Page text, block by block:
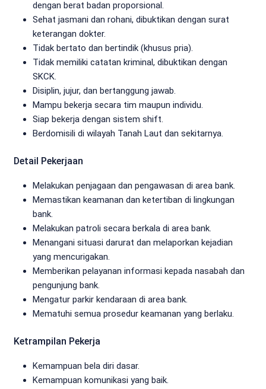
dengan berat badan proporsional.
Sehat jasmani dan rohani, dibuktikan dengan surat
keterangan dokter.
Tidak bertato dan bertindik (khusus pria).
Tidak memiliki catatan kriminal, dibuktikan dengan
SKCK.
Disiplin, jujur, dan bertanggung jawab.
Mampu bekerja secara tim maupun individu.
Siap bekerja dengan sistem shift.
Berdomisili di wilayah Tanah Laut dan sekitarnya.
Detail Pekerjaan
Melakukan penjagaan dan pengawasan di area bank.
Memastikan keamanan dan ketertiban di lingkungan
bank.
Melakukan patroli secara berkala di area bank.
Menangani situasi darurat dan melaporkan kejadian
yang mencurigakan.
Memberikan pelayanan informasi kepada nasabah dan
pengunjung bank.
Mengatur parkir kendaraan di area bank.
Mematuhi semua prosedur keamanan yang berlaku.
Ketrampilan Pekerja
Kemampuan bela diri dasar.
Kemampuan komunikasi yang baik.